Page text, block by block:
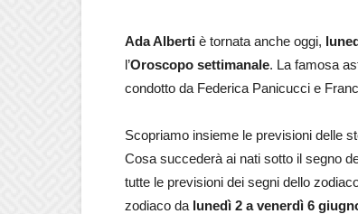
Ada Alberti è tornata anche oggi,
l’Oroscopo settimanale. La famosa
condotto da Federica Panicucci e
Scopriamo insieme le previsioni delle
Cosa succederà ai nati sotto il segno
tutte le previsioni dei segni dello
zodiaco da lunedì 2 a venerdì 6